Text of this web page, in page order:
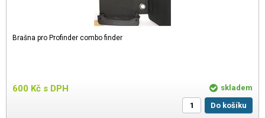
Brašna pro Profinder combo finder
600 Kč s DPH
skladem
Do košíku